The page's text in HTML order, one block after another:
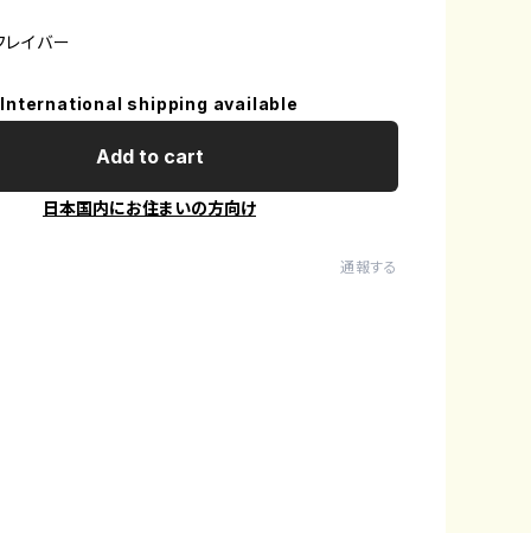
レイバー
International shipping available
Add to cart
日本国内にお住まいの方向け
通報する